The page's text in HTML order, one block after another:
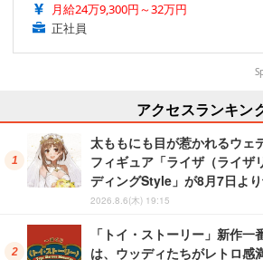
月給24万9,300円～32万円
正社員
アクセスランキン
太ももにも目が惹かれるウェ
フィギュア「ライザ（ライザ
ディングStyle」が8月7日よ
2026.8.6(木) 19:15
「トイ・ストーリー」新作一
は、ウッディたちがレトロ感